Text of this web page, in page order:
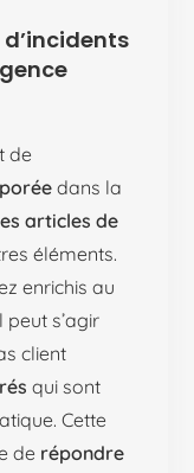
de
dans la
articles de
éléments.
enrichis au
s’agir
client
qui sont
Cette
de répondre